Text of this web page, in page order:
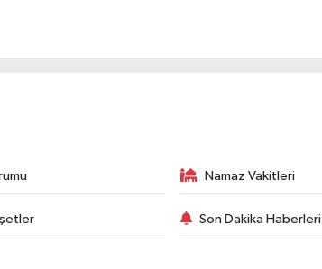
Namaz Vakitleri
Son Dakika Haberleri